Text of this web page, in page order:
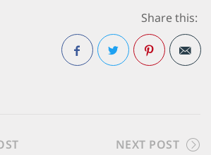
Share this:
NEXT POST